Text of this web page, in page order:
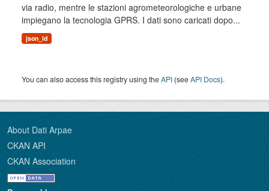
via radio, mentre le stazioni agrometeorologiche e urbane
impiegano la tecnologia GPRS. I dati sono caricati dopo...
json_ld
You can also access this registry using theAPI (seeAPI Docs).
About Dati Arpae
CKAN API
CKAN Association